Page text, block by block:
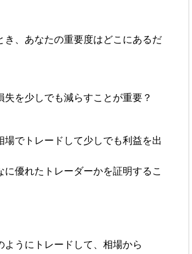
き、あなたの重要度はどこにあるだ
失を少しでも減らすことが重要？
場でトレードして少しでも利益を出
優れたトレーダーかを証明するこ
ようにトレードして、相場から